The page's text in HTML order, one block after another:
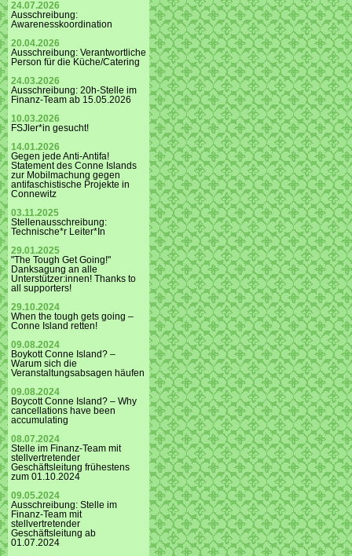
24.07.2026
Ausschreibung:
Awarenesskoordination
20.04.2026
Ausschreibung: Verantwortliche
Person für die Küche/Catering
24.03.2026
Ausschreibung: 20h-Stelle im
Finanz-Team ab 15.05.2026
10.03.2026
FSJler*in gesucht!
14.01.2026
Gegen jede Anti-Antifa!
Statement des Conne Islands
zur Mobilmachung gegen
antifaschistische Projekte in
Connewitz
03.11.2025
Stellenausschreibung:
Technische*r Leiter*In
29.01.2025
"The Tough Get Going!"
Danksagung an alle
Unterstützer:innen! Thanks to
all supporters!
29.10.2024
When the tough gets going –
Conne Island retten!
09.08.2024
Boykott Conne Island? –
Warum sich die
Veranstaltungsabsagen häufen
09.08.2024
Boycott Conne Island? – Why
cancellations have been
accumulating
08.07.2024
Stelle im Finanz-Team mit
stellvertretender
Geschäftsleitung frühestens
zum 01.10.2024
09.05.2024
Ausschreibung: Stelle im
Finanz-Team mit
stellvertretender
Geschäftsleitung ab
01.07.2024